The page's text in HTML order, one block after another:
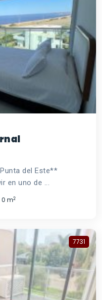
del Este**
en uno de ...
0 m2
7731